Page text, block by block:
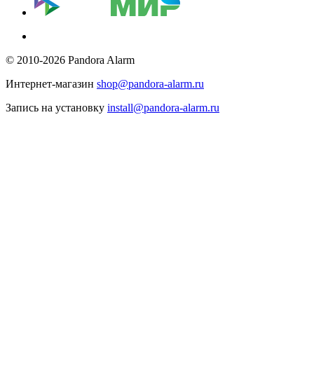
© 2010-2026 Pandora Alarm
Интернет-магазин shop@pandora-alarm.ru
Запись на установку install@pandora-alarm.ru